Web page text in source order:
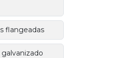
flangeadas